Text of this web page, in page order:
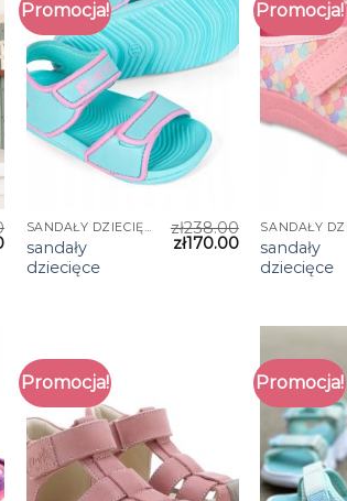
Promocja!
SANDAŁY DZIECIĘCE
sandały
dziecięce
zł238.00
zł170.00
Promocja!
sandały
dziecięce
Promocja! Promocja!